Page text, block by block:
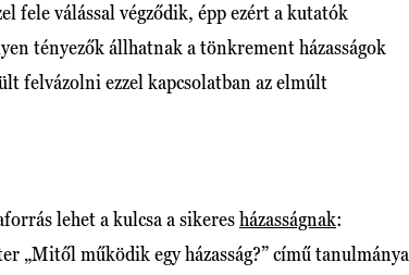
fele válással végződik, épp ezért a kutatók
tényezők állhatnak a tönkrement házasságok
felvázolni ezzel kapcsolatban az elmúlt
lehet a kulcsa a sikeresházasságnak:
„Mitől működik egy házasság?” című tanulmánya